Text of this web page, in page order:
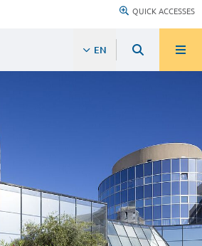
QUICK ACCESSES
EN